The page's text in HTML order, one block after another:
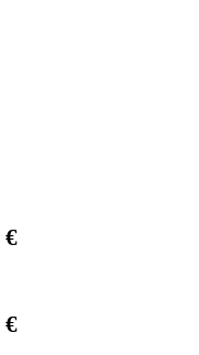
€
€